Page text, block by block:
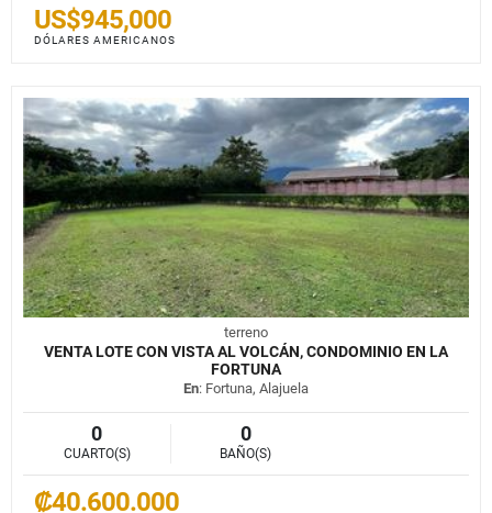
US$945,000
DÓLARES AMERICANOS
terreno
VENTA LOTE CON VISTA AL VOLCÁN, CONDOMINIO EN LA
FORTUNA
En: Fortuna, Alajuela
0
CUARTO(S)
0
BAÑO(S)
₡40.600.000